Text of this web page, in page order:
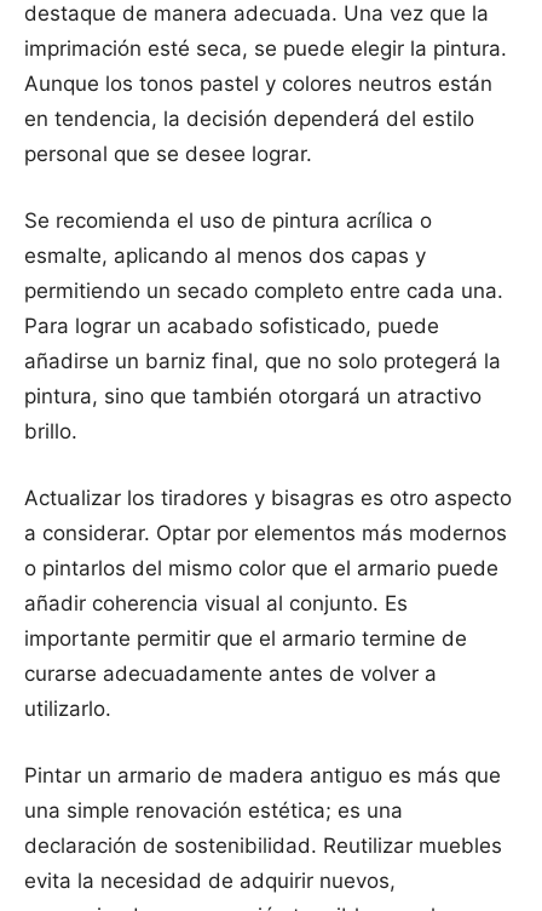
destaque de manera adecuada. Una vez que la
imprimación esté seca, se puede elegir la pintura.
Aunque los tonos pastel y colores neutros están
en tendencia, la decisión dependerá del estilo
personal que se desee lograr.
Se recomienda el uso de pintura acrílica o
esmalte, aplicando al menos dos capas y
permitiendo un secado completo entre cada una.
Para lograr un acabado sofisticado, puede
añadirse un barniz final, que no solo protegerá la
pintura, sino que también otorgará un atractivo
brillo.
Actualizar los tiradores y bisagras es otro aspecto
a considerar. Optar por elementos más modernos
o pintarlos del mismo color que el armario puede
añadir coherencia visual al conjunto. Es
importante permitir que el armario termine de
curarse adecuadamente antes de volver a
utilizarlo.
Pintar un armario de madera antiguo es más que
una simple renovación estética; es una
declaración de sostenibilidad. Reutilizar muebles
evita la necesidad de adquirir nuevos,